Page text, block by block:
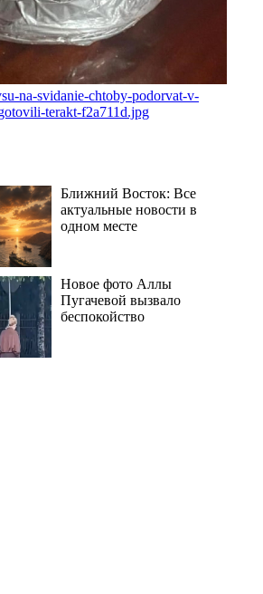
Ближний Восток: Все
актуальные новости в
одном месте
Новое фото Аллы
Пугачевой вызвало
беспокойство